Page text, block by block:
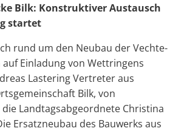
Bilk: Konstruktiver Austausch
startet
rund um den Neubau der Vechte-
Einladung von Wettringens
Lastering Vertreter aus
Bilk, von
Landtagsabgeordnete Christina
Ersatzneubau des Bauwerks aus